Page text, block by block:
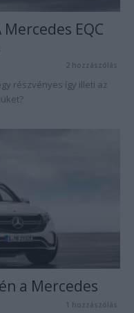
EQC
2 hozzászólás
részvényes így illeti az
a Mercedes
1 hozzászólás